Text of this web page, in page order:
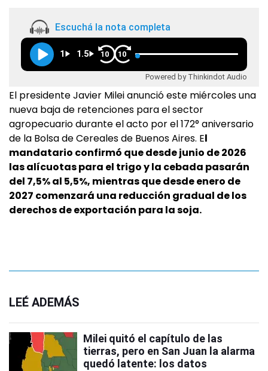
Escuchá la nota completa
1 1.5 10 10
Powered by Thinkindot Audio
El presidente Javier Milei anunció este miércoles una
nueva baja de retenciones para el sector
agropecuario durante el acto por el 172° aniversario
de la Bolsa de Cereales de Buenos Aires. El
mandatario confirmó que desde junio de 2026
las alícuotas para el trigo y la cebada pasarán
del 7,5% al 5,5%, mientras que desde enero de
2027 comenzará una reducción gradual de los
derechos de exportación para la soja.
LEÉ ADEMÁS
Milei quitó el capítulo de las
tierras, pero en San Juan la alarma
quedó latente: los datos